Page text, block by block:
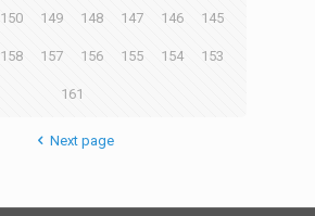
145
146
147
148
149
150
153
154
155
156
157
158
161
Next page